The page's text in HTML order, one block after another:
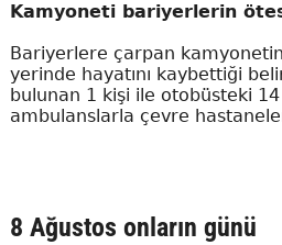
Kamyoneti bariyerlerin
Bariyerlere çarpan
yerinde hayatını kaybettiği
bulunan 1 kişi ile otobüsteki 14
ambulanslarla çevre
8 Ağustos onların günü